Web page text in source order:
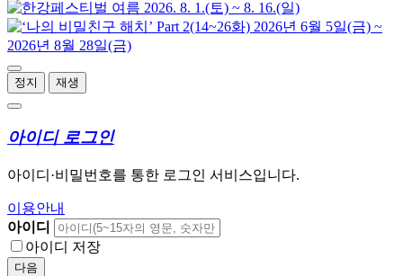
정지 재생
아이디 로그인
아이디·비밀번호를 통한 로그인 서비스입니다.
이용안내
아이디
아이디 저장
다음